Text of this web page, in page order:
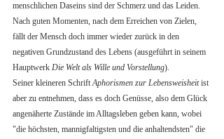
menschlichen Daseins sind der Schmerz und das Leiden.
Nach guten Momenten, nach dem Erreichen von Zielen,
fällt der Mensch doch immer wieder zurück in den
negativen Grundzustand des Lebens (ausgeführt in seinem
Hauptwerk Die Welt als Wille und Vorstellung).
Seiner kleineren Schrift Aphorismen zur Lebensweisheit ist
aber zu entnehmen, dass es doch Genüsse, also dem Glück
angenäherte Zustände im Alltagsleben geben kann, wobei
"die höchsten, mannigfaltigsten und die anhaltendsten" die